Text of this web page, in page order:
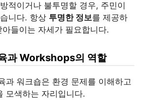
적이거나 불투명할 경우, 주민이
니다. 항상 투명한 정보를 제공하
들이는 자세가 필요합니다.
과 Workshops의 역할
과 워크숍은 환경 문제를 이해하고
모색하는 자리입니다.